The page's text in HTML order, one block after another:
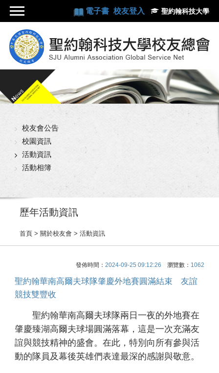
電子書 校友登入 聖約翰科技大學
校友會公告
校園資訊
活動資訊
活動相簿
歷年活動資訊
首頁 > 關於校友會 > 活動資訊
發佈時間： 2024-09-25 09:12:26 瀏覽數： 1062
聖約翰華南高爾夫球隊肇慶外地賽圓滿結束 友誼
競技雙豐收
聖約翰華南高爾夫球隊兩日一夜的外地賽在
肇慶臻湖高爾夫球場圓滿落幕，這是一次充滿友
誼與競技精神的盛會。在此，特別向所有參與活
動的隊員及幕後英雄們表達最深的感謝與敬意。